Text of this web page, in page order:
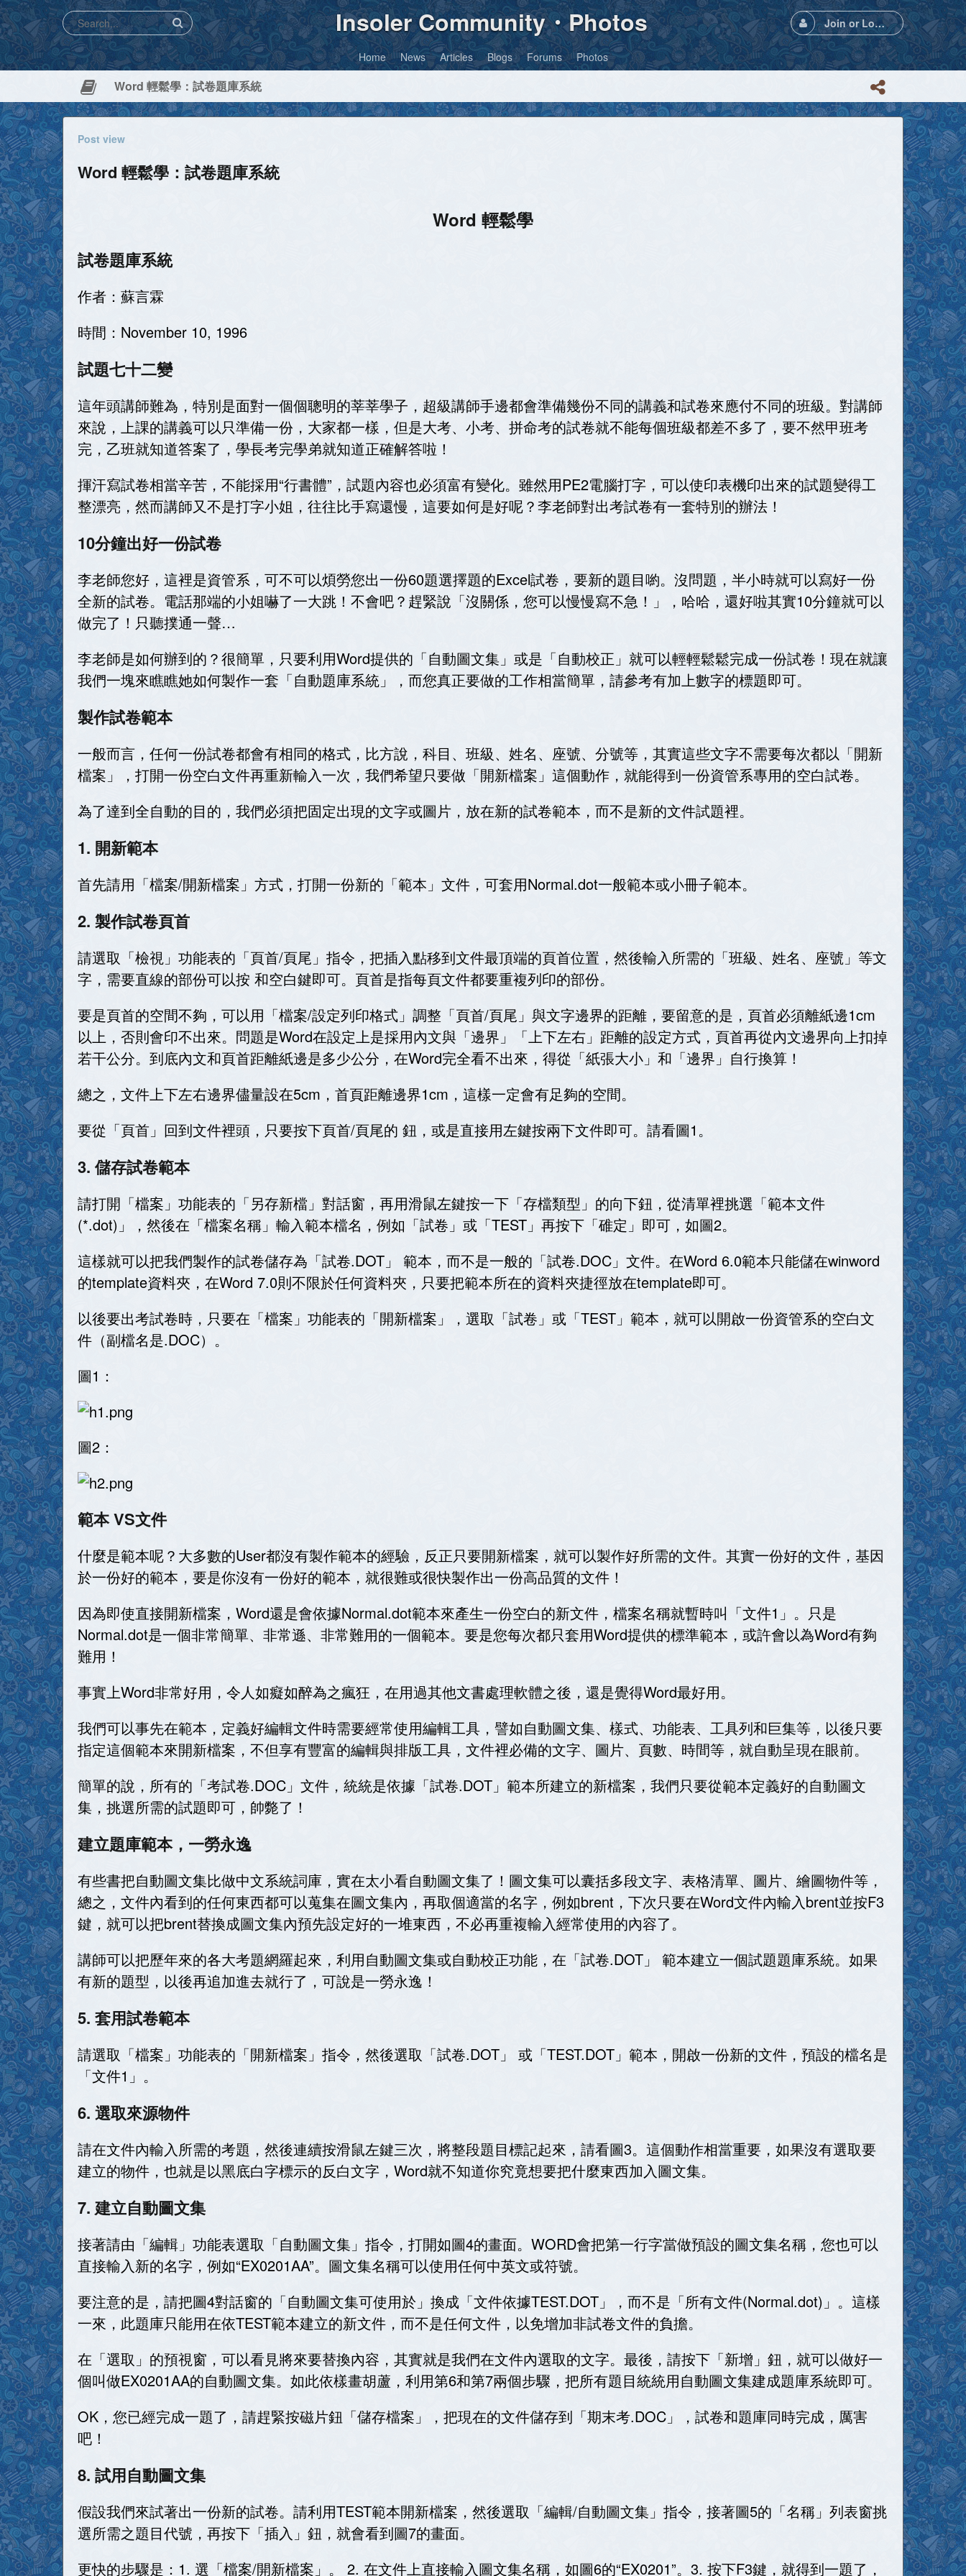
Insoler Community・Photos Join or Login
Home News Articles Blogs Forums Photos
Word 輕鬆學：試卷題庫系統
Post view
Word 輕鬆學：試卷題庫系統
Word 輕鬆學
試卷題庫系統
作者：蘇言霖
時間： November 10, 1996
試題七十二變
這年頭講師難為，特別是面對一個個聰明的莘莘學子，超級講師手邊都會準備幾份不同的講義和試卷來應付不同的班級。對講師
來說，上課的講義可以只準備一份，大家都一樣，但是大考、小考、拼命考的試卷就不能每個班級都差不多了，要不然甲班考
完，乙班就知道答案了，學長考完學弟就知道正確解答啦！
揮汗寫試卷相當辛苦，不能採用“行書體”，試題內容也必須富有變化。雖然用PE2電腦打字，可以使印表機印出來的試題變得工
整漂亮，然而講師又不是打字小姐，往往比手寫還慢，這要如何是好呢？李老師對出考試卷有一套特別的辦法！
10分鐘出好一份試卷
李老師您好，這裡是資管系，可不可以煩勞您出一份60題選擇題的Excel試卷，要新的題目喲。沒問題，半小時就可以寫好一份
全新的試卷。電話那端的小姐嚇了一大跳！不會吧？趕緊說「沒關係，您可以慢慢寫不急！」，哈哈，還好啦其實10分鐘就可以
做完了！只聽撲通一聲…
李老師是如何辦到的？很簡單，只要利用Word提供的「自動圖文集」或是「自動校正」就可以輕輕鬆鬆完成一份試卷！現在就讓
我們一塊來瞧瞧她如何製作一套「自動題庫系統」，而您真正要做的工作相當簡單，請參考有加上數字的標題即可。
製作試卷範本
一般而言，任何一份試卷都會有相同的格式，比方說，科目、班級、姓名、座號、分號等，其實這些文字不需要每次都以「開新
檔案」，打開一份空白文件再重新輸入一次，我們希望只要做「開新檔案」這個動作，就能得到一份資管系專用的空白試卷。
為了達到全自動的目的，我們必須把固定出現的文字或圖片，放在新的試卷範本，而不是新的文件試題裡。
1. 開新範本
首先請用「檔案/開新檔案」方式，打開一份新的「範本」文件，可套用Normal.dot一般範本或小冊子範本。
2. 製作試卷頁首
請選取「檢視」功能表的「頁首/頁尾」指令，把插入點移到文件最頂端的頁首位置，然後輸入所需的「班級、姓名、座號」等文
字，需要直線的部份可以按 和空白鍵即可。頁首是指每頁文件都要重複列印的部份。
要是頁首的空間不夠，可以用「檔案/設定列印格式」調整「頁首/頁尾」與文字邊界的距離，要留意的是，頁首必須離紙邊1cm
以上，否則會印不出來。問題是Word在設定上是採用內文與「邊界」「上下左右」距離的設定方式，頁首再從內文邊界向上扣掉
若干公分。到底內文和頁首距離紙邊是多少公分，在Word完全看不出來，得從「紙張大小」和「邊界」自行換算！
總之，文件上下左右邊界儘量設在5cm ，首頁距離邊界1cm ，這樣一定會有足夠的空間。
要從「頁首」回到文件裡頭，只要按下頁首/頁尾的 鈕，或是直接用左鍵按兩下文件即可。請看圖1 。
3. 儲存試卷範本
請打開「檔案」功能表的「另存新檔」對話窗，再用滑鼠左鍵按一下「存檔類型」的向下鈕，從清單裡挑選「範本文件
(*.dot) 」，然後在「檔案名稱」輸入範本檔名，例如「試卷」或「TEST 」再按下「碓定」即可，如圖2。
這樣就可以把我們製作的試卷儲存為「試卷.DOT 」 範本，而不是一般的「試卷.DOC 」文件。在Word 6.0範本只能儲在winword
的template資料夾，在Word 7.0則不限於任何資料夾，只要把範本所在的資料夾捷徑放在template即可。
以後要出考試卷時，只要在「檔案」功能表的「開新檔案」，選取「試卷」或「TEST 」範本，就可以開啟一份資管系的空白文
件（副檔名是.DOC）。
圖1 ：
圖2 ：
範本 VS文件
什麼是範本呢？大多數的User都沒有製作範本的經驗，反正只要開新檔案，就可以製作好所需的文件。其實一份好的文件，基因
於一份好的範本，要是你沒有一份好的範本，就很難或很快製作出一份高品質的文件！
因為即使直接開新檔案， Word還是會依據Normal.dot範本來產生一份空白的新文件，檔案名稱就暫時叫「文件1 」。只是
Normal.dot是一個非常簡單、非常遜、非常難用的一個範本。要是您每次都只套用Word提供的標準範本，或許會以為Word有夠
難用！
事實上Word非常好用，令人如癡如醉為之瘋狂，在用過其他文書處理軟體之後，還是覺得Word最好用。
我們可以事先在範本，定義好編輯文件時需要經常使用編輯工具，譬如自動圖文集、樣式、功能表、工具列和巨集等，以後只要
指定這個範本來開新檔案，不但享有豐富的編輯與排版工具，文件裡必備的文字、圖片、頁數、時間等，就自動呈現在眼前。
簡單的說，所有的「考試卷.DOC 」文件，統統是依據「試卷.DOT 」範本所建立的新檔案，我們只要從範本定義好的自動圖文
集，挑選所需的試題即可，帥斃了！
建立題庫範本，一勞永逸
有些書把自動圖文集比做中文系統詞庫，實在太小看自動圖文集了！圖文集可以囊括多段文字、表格清單、圖片、繪圖物件等，
總之，文件內看到的任何東西都可以蒐集在圖文集內，再取個適當的名字，例如brent ，下次只要在Word文件內輸入brent並按F3
鍵，就可以把brent替換成圖文集內預先設定好的一堆東西，不必再重複輸入經常使用的內容了。
講師可以把歷年來的各大考題網羅起來，利用自動圖文集或自動校正功能，在「試卷.DOT 」 範本建立一個試題題庫系統。如果
有新的題型，以後再追加進去就行了，可說是一勞永逸！
5. 套用試卷範本
請選取「檔案」功能表的「開新檔案」指令，然後選取「試卷.DOT 」 或「TEST.DOT 」範本，開啟一份新的文件，預設的檔名是
「文件1 」。
6. 選取來源物件
請在文件內輸入所需的考題，然後連續按滑鼠左鍵三次，將整段題目標記起來，請看圖3。這個動作相當重要，如果沒有選取要
建立的物件，也就是以黑底白字標示的反白文字， Word就不知道你究竟想要把什麼東西加入圖文集。
7. 建立自動圖文集
接著請由「編輯」功能表選取「自動圖文集」指令，打開如圖4的畫面。 WORD會把第一行字當做預設的圖文集名稱，您也可以
直接輸入新的名字，例如“EX0201AA”。圖文集名稱可以使用任何中英文或符號。
要注意的是，請把圖4對話窗的「自動圖文集可使用於」換成「文件依據TEST.DOT 」，而不是「所有文件(Normal.dot) 」。這樣
一來，此題庫只能用在依TEST範本建立的新文件，而不是任何文件，以免增加非試卷文件的負擔。
在「選取」的預視窗，可以看見將來要替換內容，其實就是我們在文件內選取的文字。最後，請按下「新增」鈕，就可以做好一
個叫做EX0201AA的自動圖文集。如此依樣畫胡蘆，利用第6和第7兩個步驟，把所有題目統統用自動圖文集建成題庫系統即可。
OK ，您已經完成一題了，請趕緊按磁片鈕「儲存檔案」，把現在的文件儲存到「期末考.DOC 」，試卷和題庫同時完成，厲害
吧！
8. 試用自動圖文集
假設我們來試著出一份新的試卷。請利用TEST範本開新檔案，然後選取「編輯/自動圖文集」指令，接著圖5的「名稱」列表窗挑
選所需之題目代號，再按下「插入」鈕，就會看到圖7的畫面。
更快的步驟是： 1. 選「檔案/開新檔案」。 2. 在文件上直接輸入圖文集名稱，如圖6的“EX0201”。 3. 按下F3鍵，就得到一題了，